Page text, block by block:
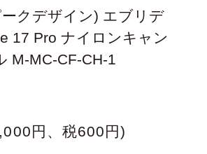
クデザイン) エブリデ
17 Pro ナイロンキャン
M-MC-CF-CH-1
円、税600円)